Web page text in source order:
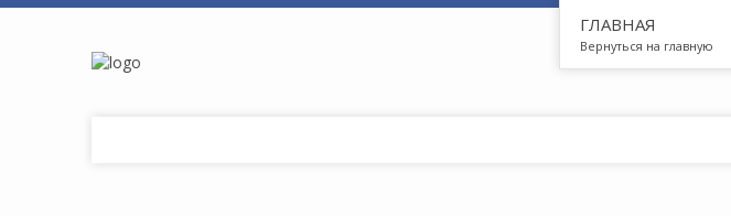
ГЛАВНАЯ
Вернуться на главную